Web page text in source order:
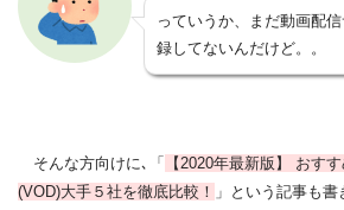
っていうか、まだ動画配
録してないんだけど。。
そんな方向けに､「
【2020年最新版】 おす
(VOD)大手５社を徹底比較！ 」という記事も